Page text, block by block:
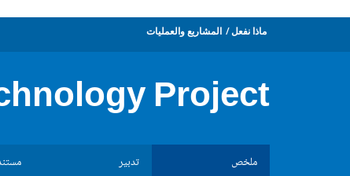
ماذا نفعل المشاريع والعمليات
Project
ملخص تدبير